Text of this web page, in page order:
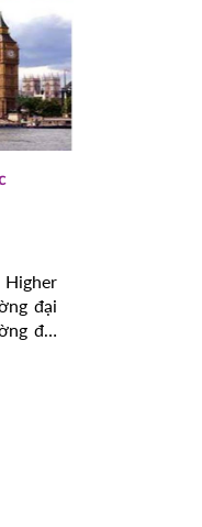
đại
đại
thì